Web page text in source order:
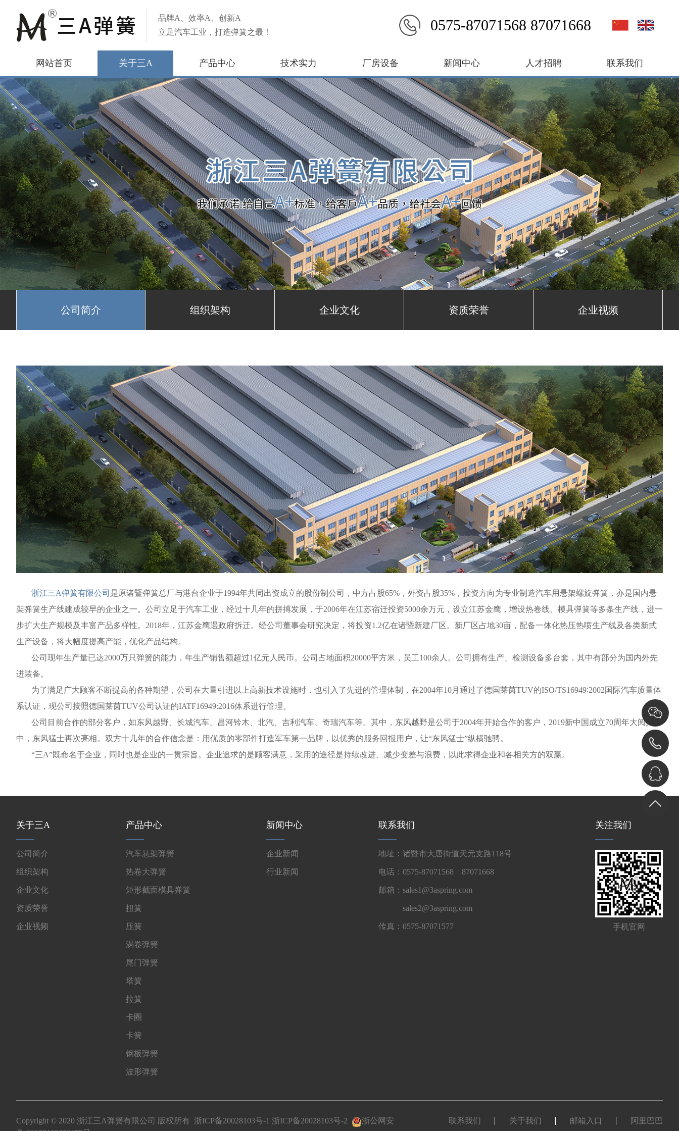
品牌A、效率A、创新A
立足汽车工业，打造弹簧之最！
0575-87071568 87071668
网站首页 关于三A 产品中心 技术实力 厂房设备 新闻中心 人才招聘 联系我们
公司简介 组织架构 企业文化 资质荣誉 企业视频
浙江三A弹簧有限公司 是原诸暨弹簧总厂与港台企业于1994年共同出资成立的股份制公司，中方占股65%，外资占股35%，投资方向为专业制造汽车用悬架螺旋弹簧，亦是国内悬
架弹簧生产线建成较早的企业之一。公司立足于汽车工业，经过十几年的拼搏发展，于2006年在江苏宿迁投资5000余万元，设立江苏金鹰，增设热卷线、模具弹簧等多条生产线，进一
步扩大生产规模及丰富产品多样性。2018年，江苏金鹰遇政府拆迁。经公司董事会研究决定，将投资1.2亿在诸暨新建厂区。新厂区占地30亩，配备一体化热压热喷生产线及各类新式
生产设备，将大幅度提高产能，优化产品结构。
公司现年生产量已达2000万只弹簧的能力，年生产销售额超过1亿元人民币。公司占地面积20000平方米，员工100余人。公司拥有生产、检测设备多台套，其中有部分为国内外先
进装备。
为了满足广大顾客不断提高的各种期望，公司在大量引进以上高新技术设施时，也引入了先进的管理体制，在2004年10月通过了德国莱茵TUV的ISO/TS16949∶2002国际汽车质量体
系认证，现公司按照德国莱茵TUV公司认证的IATF16949:2016体系进行管理。
公司目前合作的部分客户，如东风越野、长城汽车、昌河铃木、北汽、吉利汽车、奇瑞汽车等。其中，东风越野是公司于2004年开始合作的客户，2019新中国成立70周年大阅兵
中，东风猛士再次亮相。双方十几年的合作信念是：用优质的零部件打造军车第一品牌，以优秀的服务回报用户，让“东风猛士”纵横驰骋。
“三A”既命名于企业，同时也是企业的一贯宗旨。企业追求的是顾客满意，采用的途径是持续改进、减少变差与浪费，以此求得企业和各相关方的双赢。
关于三A
公司简介
组织架构
企业文化
资质荣誉
企业视频
产品中心
汽车悬架弹簧
热卷大弹簧
矩形截面模具弹簧
扭簧
压簧
涡卷弹簧
尾门弹簧
塔簧
拉簧
卡圈
卡簧
钢板弹簧
波形弹簧
新闻中心
企业新闻
行业新闻
联系我们
地址：诸暨市大唐街道天元支路118号
电话：0575-87071568 87071668
邮箱：sales1@3aspring.com
sales2@3aspring.com
传真：0575-87071577
关注我们
手机官网
联系我们 关于我们 邮箱入口 阿里巴巴
Copyright © 2020 浙江三A弹簧有限公司 版权所有 浙ICP备20028103号-1 浙ICP备20028103号-2
浙公网安